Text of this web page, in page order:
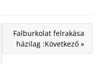
Falburkolat felrakása
házilag :Következő »